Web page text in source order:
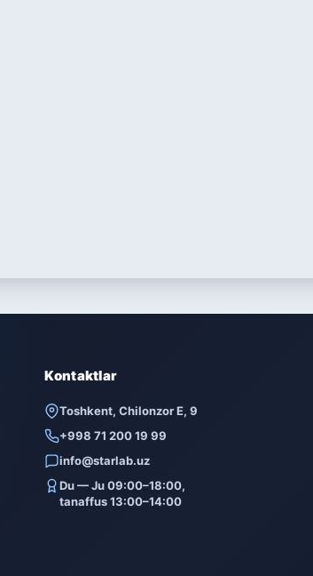
Kontaktlar
Toshkent, Chilonzor E, 9
+998 71 200 19 99
info@starlab.uz
Du — Ju 09:00–18:00,
tanaffus 13:00–14:00